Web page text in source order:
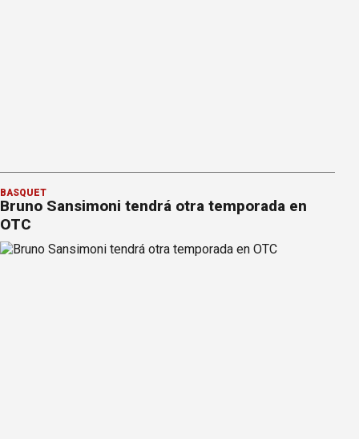
BÁSQUET
Bruno Sansimoni tendrá otra temporada en
OTC